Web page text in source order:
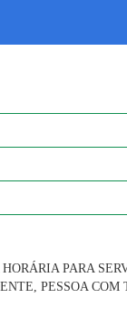
PARA
PESSOA